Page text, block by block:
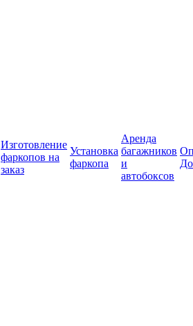
Изготовление
фаркопов на
заказ
Установка
фаркопа
Аренда
багажников
и
автобоксов